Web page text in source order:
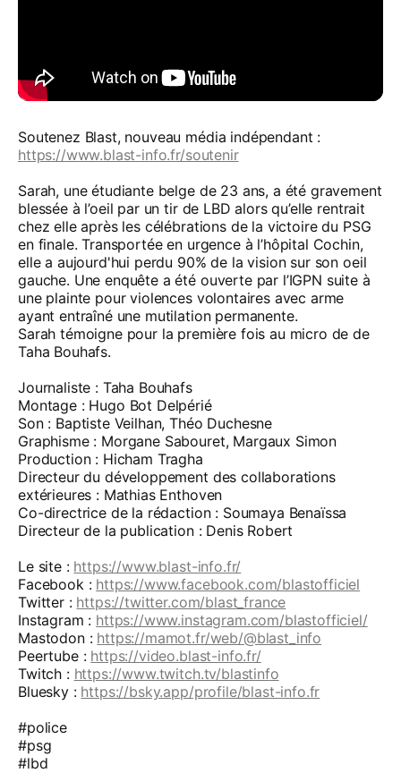
Soutenez Blast, nouveau média indépendant :
https://www.blast-info.fr/soutenir
Sarah, une étudiante belge de 23 ans, a été gravement
blessée à l’oeil par un tir de LBD alors qu’elle rentrait
chez elle après les célébrations de la victoire du PSG
en finale. Transportée en urgence à l’hôpital Cochin,
elle a aujourd'hui perdu 90% de la vision sur son oeil
gauche. Une enquête a été ouverte par l’IGPN suite à
une plainte pour violences volontaires avec arme
ayant entraîné une mutilation permanente.
Sarah témoigne pour la première fois au micro de de
Taha Bouhafs.
Journaliste : Taha Bouhafs
Montage : Hugo Bot Delpérié
Son : Baptiste Veilhan, Théo Duchesne
Graphisme : Morgane Sabouret, Margaux Simon
Production : Hicham Tragha
Directeur du développement des collaborations
extérieures : Mathias Enthoven
Co-directrice de la rédaction : Soumaya Benaïssa
Directeur de la publication : Denis Robert
Le site : https://www.blast-info.fr/
Facebook : https://www.facebook.com/blastofficiel
Twitter : https://twitter.com/blast_france
Instagram : https://www.instagram.com/blastofficiel/
Mastodon : https://mamot.fr/web/@blast_info
Peertube : https://video.blast-info.fr/
Twitch : https://www.twitch.tv/blastinfo
Bluesky : https://bsky.app/profile/blast-info.fr
#police
#psg
#lbd